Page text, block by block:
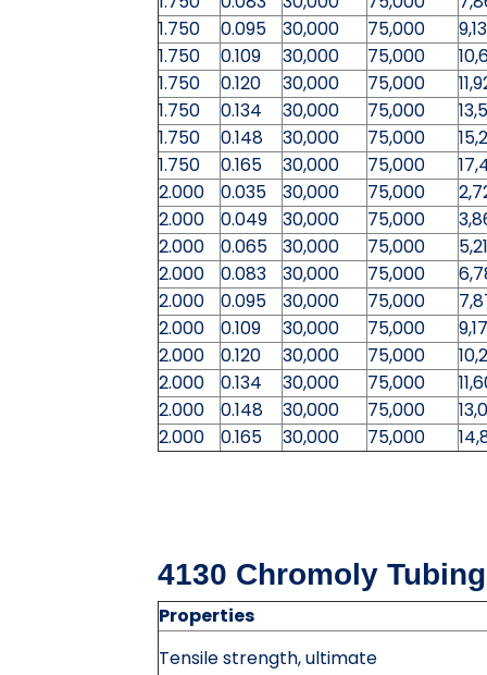
1.750
0.095 30,000 75,000
1.750
0.109 30,000 75,000
1.750
0.120 30,000 75,000
1.750
0.134 30,000 75,000
1.750
0.148 30,000 75,000
1.750
0.165 30,000 75,000
2.000
0.035 30,000 75,000
2.000
0.049 30,000 75,000
2.000
0.065 30,000 75,000
2.000
0.083 30,000 75,000
2.000
0.095 30,000 75,000
2.000
0.109 30,000 75,000
2.000
0.120 30,000 75,000
2.000
0.134 30,000 75,000
2.000
0.148 30,000 75,000
2.000
0.165 30,000 75,000
4130 Chromoly
Properties
Tensile strength, ultimate